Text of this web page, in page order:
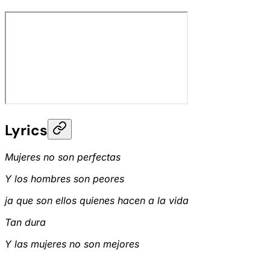
Lyrics
Mujeres no son perfectas
Y los hombres son peores
ja que son ellos quienes hacen a la vida
Tan dura
Y las mujeres no son mejores